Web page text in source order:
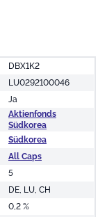
DBX1K2
LU0292100046
Ja
Aktienfonds
Südkorea
Südkorea
All Caps
5
DE, LU, CH
0,2 %